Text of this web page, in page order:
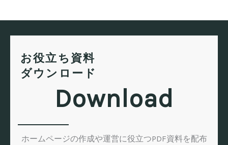
お役立ち資料
ダウンロード
Download
ホームページの作成や運営に役立つPDF資料を配布